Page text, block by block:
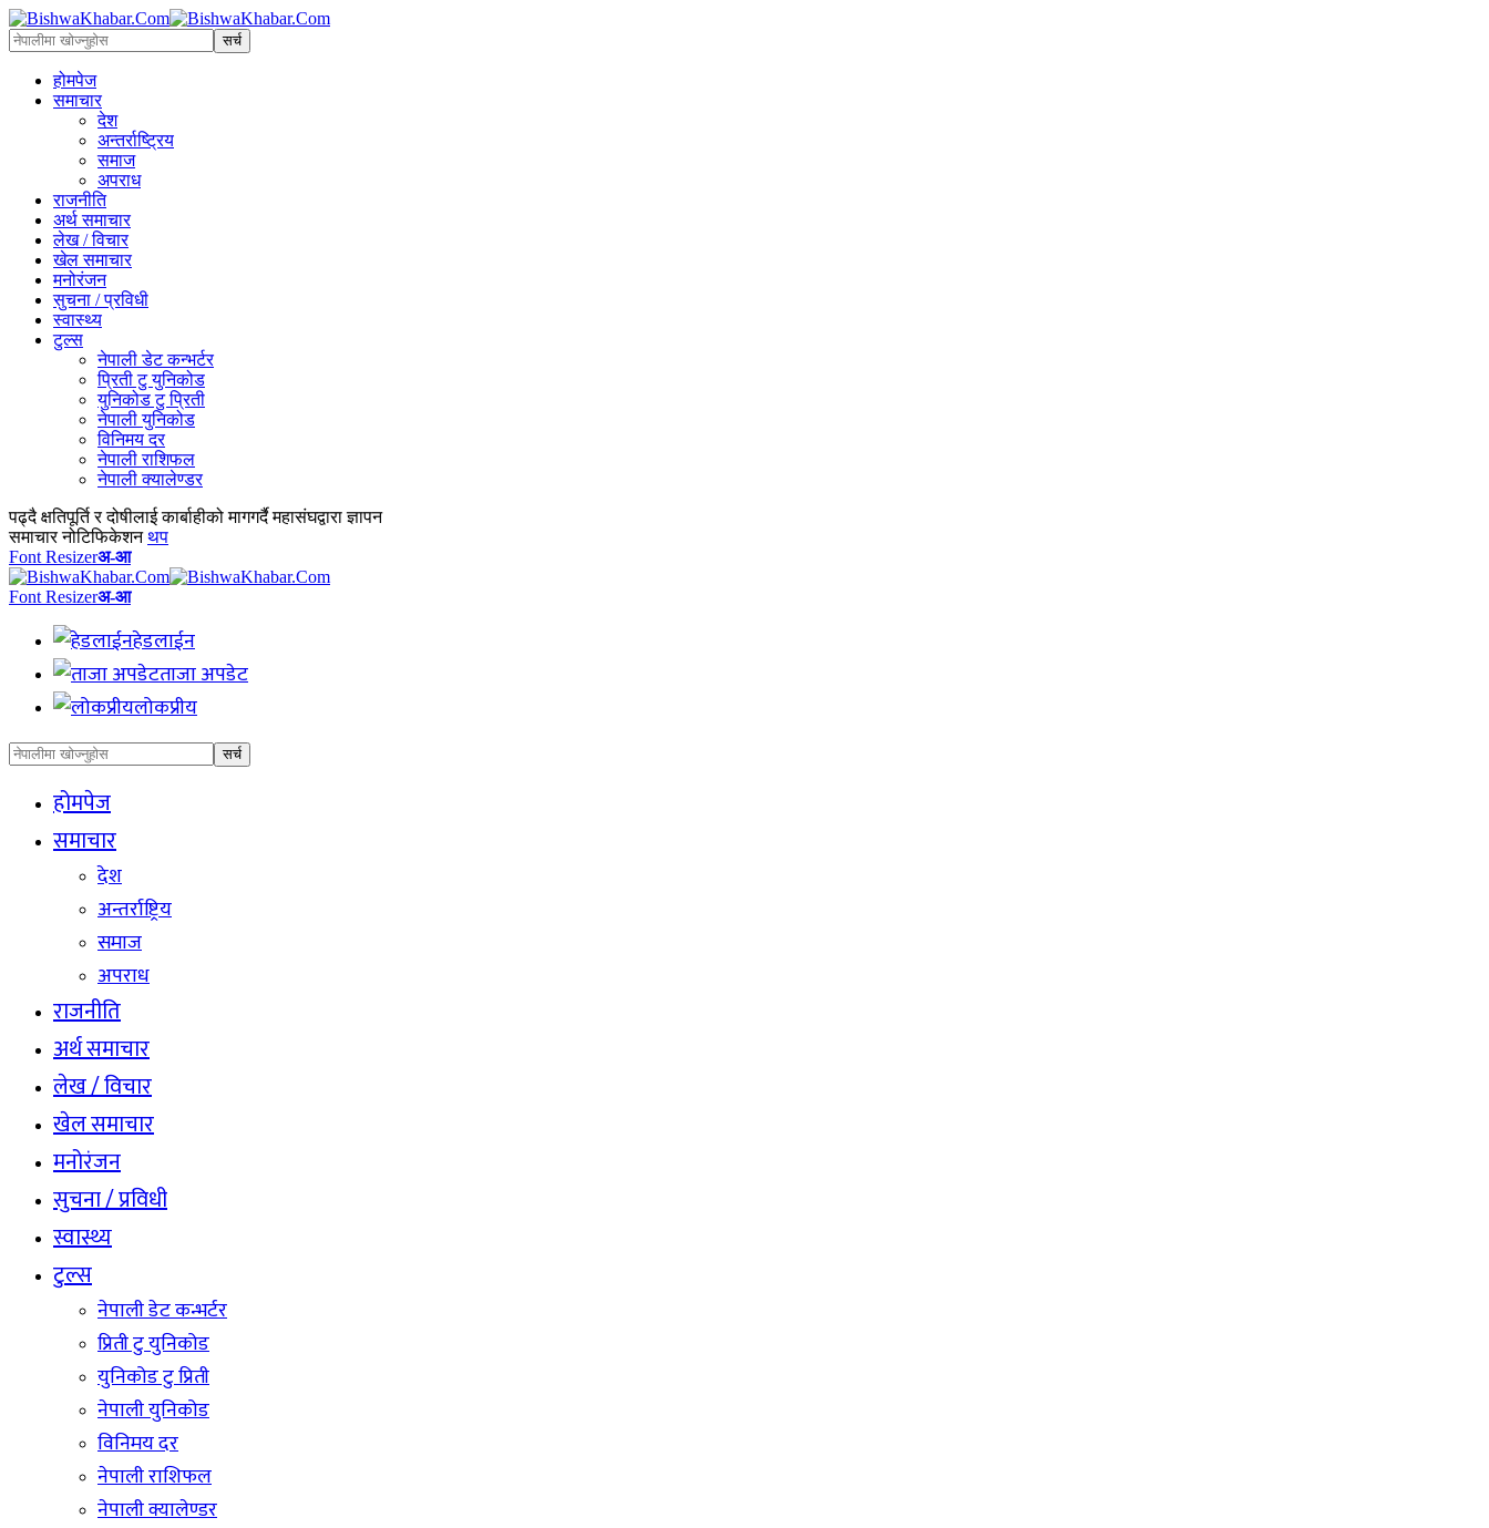
होमपेज
समाचार
देश
अन्तर्राष्ट्रिय
समाज
अपराध
राजनीति
अर्थ समाचार
लेख / विचार
खेल समाचार
मनोरंजन
सुचना / प्रविधी
स्वास्थ्य
टुल्स
नेपाली डेट कन्भर्टर
प्रिती टु युनिकोड
युनिकोड टु प्रिती
नेपाली युनिकोड
विनिमय दर
नेपाली राशिफल
नेपाली क्यालेण्डर
पढ्दै क्षतिपूर्ति र दोषीलाई कार्बाहीको मागगर्दै महासंघद्वारा ज्ञापन
समाचार नोटिफिकेशन थप
Font Resizerअ-आ
Font Resizerअ-आ
हेडलाईन
ताजा अपडेट
लोकप्रीय
होमपेज
समाचार
देश
अन्तर्राष्ट्रिय
समाज
अपराध
राजनीति
अर्थ समाचार
लेख / विचार
खेल समाचार
मनोरंजन
सुचना / प्रविधी
स्वास्थ्य
टुल्स
नेपाली डेट कन्भर्टर
प्रिती टु युनिकोड
युनिकोड टु प्रिती
नेपाली युनिकोड
विनिमय दर
नेपाली राशिफल
नेपाली क्यालेण्डर